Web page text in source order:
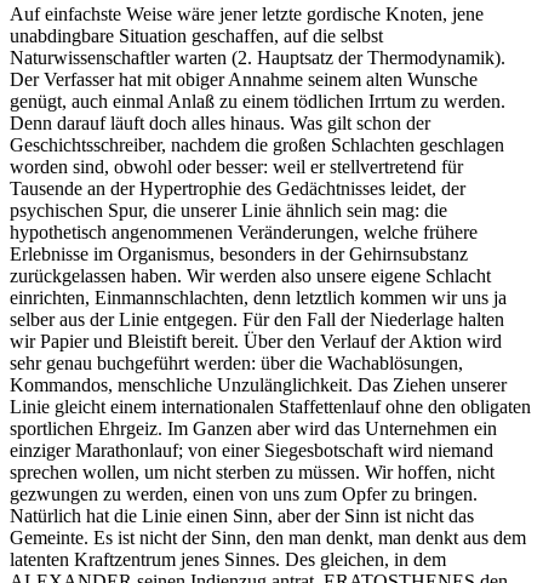
Auf einfachste Weise wäre jener letzte gordische Knoten, jene
unabdingbare Situation geschaffen, auf die selbst
Naturwissenschaftler warten (2. Hauptsatz der Thermodynamik).
Der Verfasser hat mit obiger Annahme seinem alten Wunsche
genügt, auch einmal Anlaß zu einem tödlichen Irrtum zu werden.
Denn darauf läuft doch alles hinaus. Was gilt schon der
Geschichtsschreiber, nachdem die großen Schlachten geschlagen
worden sind, obwohl oder besser: weil er stellvertretend für
Tausende an der Hypertrophie des Gedächtnisses leidet, der
psychischen Spur, die unserer Linie ähnlich sein mag: die
hypothetisch angenommenen Veränderungen, welche frühere
Erlebnisse im Organismus, besonders in der Gehirnsubstanz
zurückgelassen haben. Wir werden also unsere eigene Schlacht
einrichten, Einmannschlachten, denn letztlich kommen wir uns ja
selber aus der Linie entgegen. Für den Fall der Niederlage halten
wir Papier und Bleistift bereit. Über den Verlauf der Aktion wird
sehr genau buchgeführt werden: über die Wachablösungen,
Kommandos, menschliche Unzulänglichkeit. Das Ziehen unserer
Linie gleicht einem internationalen Staffettenlauf ohne den obligaten
sportlichen Ehrgeiz. Im Ganzen aber wird das Unternehmen ein
einziger Marathonlauf; von einer Siegesbotschaft wird niemand
sprechen wollen, um nicht sterben zu müssen. Wir hoffen, nicht
gezwungen zu werden, einen von uns zum Opfer zu bringen.
Natürlich hat die Linie einen Sinn, aber der Sinn ist nicht das
Gemeinte. Es ist nicht der Sinn, den man denkt, man denkt aus dem
latenten Kraftzentrum jenes Sinnes. Des gleichen, in dem